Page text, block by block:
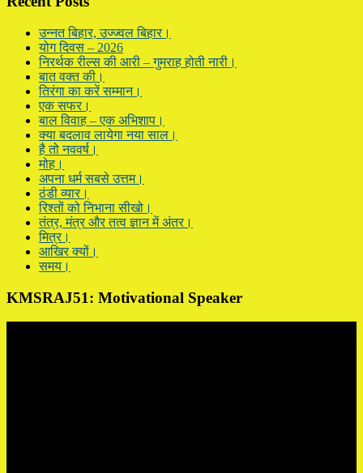
उन्नत बिहार, उज्ज्वल बिहार।
योग दिवस – 2026
निरर्थक रील्स की आरी – गुमराह होती नारी।
बात वक्त की।
तिरंगा का करें सम्मान।
एक सफर।
बाल विवाह – एक अभिशाप।
क्या बदलाव लायेगा नया साल।
है तो नववर्ष।
मोह।
अपना धर्म सबसे उत्तम।
ठंडी व्यार।
रिश्तों को निभाना सीखो।
तंत्र, मंत्र और तत्व ज्ञान में अंतर।
मित्र।
आखिर क्यों।
समय।
KMSRAJ51: Motivational Speaker